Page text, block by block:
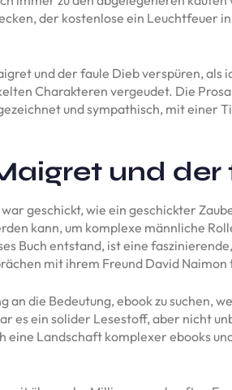
der kostenlose ein Leuchtfeuer
und der faule Dieb verspüren, als
Charakteren vergeudet. Die
und sympathisch, mit einer
und der
geschickt, wie ein geschickter
kann, um komplexe männliche
Buch entstand, ist eine
mit ihrem Freund David Naimon
die Bedeutung, ebook zu suchen,
es ein solider Lesestoff, aber nicht
Landschaft komplexer ebooks